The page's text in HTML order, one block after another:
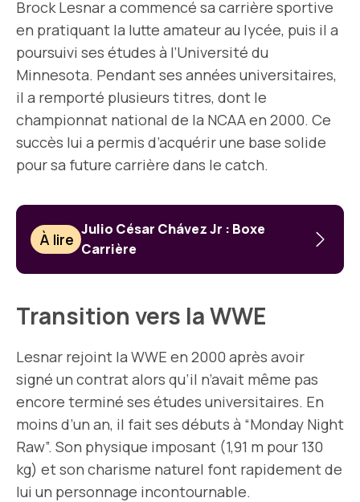
Brock Lesnar a commencé sa carrière sportive
en pratiquant la lutte amateur au lycée, puis il a
poursuivi ses études à l’Université du
Minnesota. Pendant ses années universitaires,
il a remporté plusieurs titres, dont le
championnat national de la NCAA en 2000. Ce
succès lui a permis d’acquérir une base solide
pour sa future carrière dans le catch.
À lire
Julio César Chávez Jr : Boxe
Carrière
Transition vers la WWE
Lesnar rejoint la WWE en 2000 après avoir
signé un contrat alors qu’il n’avait même pas
encore terminé ses études universitaires. En
moins d’un an, il fait ses débuts à “Monday Night
Raw”. Son physique imposant (1,91 m pour 130
kg) et son charisme naturel font rapidement de
lui un personnage incontournable.